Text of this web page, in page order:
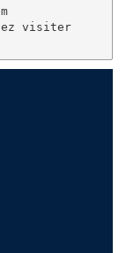
visiter